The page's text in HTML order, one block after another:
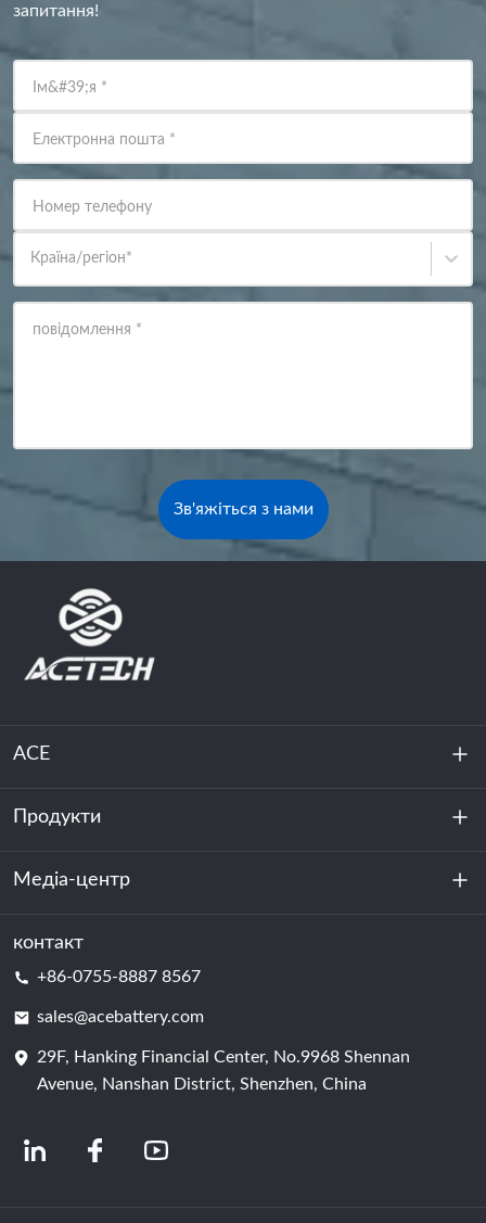
запитання!
Ім&#39;я *
Електронна пошта *
Номер телефону
Країна/регіон*
повідомлення *
Зв'яжіться з нами
ACE
Про нас
Стійкість
Продукти
Зберігання енергії
Центр обробки даних та серверна кімната
Елемент батареї
Медіа-центр
Новини
контакт
+86-0755-8887 8567
sales@acebattery.com
29F, Hanking Financial Center, No.9968 Shennan
Avenue, Nanshan District, Shenzhen, China